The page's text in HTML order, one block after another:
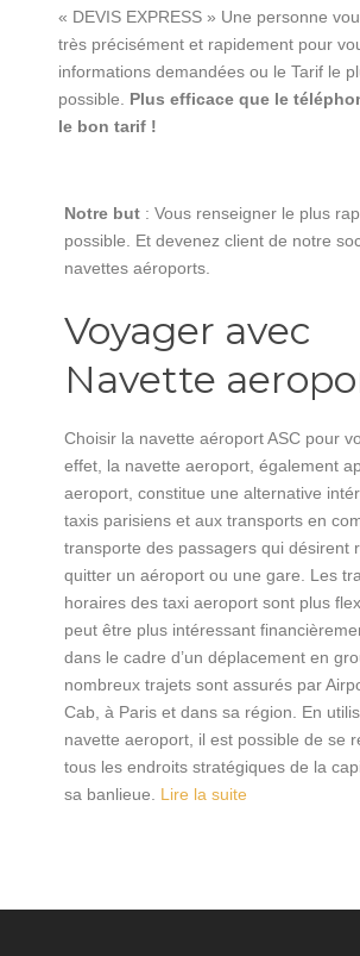
« DEVIS EXPRESS » Une personne
très précisément et rapidement pour
informations demandées ou le Tarif le
possible. Plus efficace que le
le bon tarif !
Notre but : Vous renseigner le plus
possible. Et devenez client de notre
navettes aéroports.
Voyager avec
Navette
Choisir la navette aéroport ASC pour
effet, la navette aeroport, également
aeroport, constitue une alternative
taxis parisiens et aux transports en
transporte des passagers qui désirent
quitter un aéroport ou une gare. Les
horaires des taxi aeroport sont plus
peut être plus intéressant
dans le cadre d’un déplacement en
nombreux trajets sont assurés par
Cab, à Paris et dans sa région. En
navette aeroport, il est possible de se
tous les endroits stratégiques de la
sa banlieue. Lire la suite